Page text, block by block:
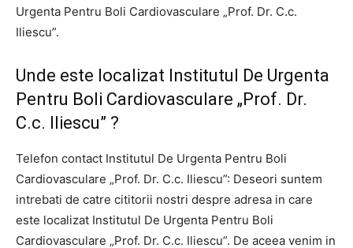
Urgenta Pentru Boli Cardiovasculare „Prof. Dr. C.c.
Iliescu”.
Unde este localizat Institutul De Urgenta
Pentru Boli Cardiovasculare „Prof. Dr.
C.c. Iliescu” ?
Telefon contact Institutul De Urgenta Pentru Boli
Cardiovasculare „Prof. Dr. C.c. Iliescu”: Deseori suntem
intrebati de catre cititorii nostri despre adresa in care
este localizat Institutul De Urgenta Pentru Boli
Cardiovasculare „Prof. Dr. C.c. Iliescu”. De aceea venim in